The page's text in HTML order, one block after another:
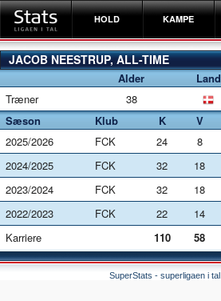
HOLD KAMPE
JACOB NEESTRUP, ALL-TIME
Alder Land
Træner
38
Sæson
Klub K V
2025/2026
FCK 24 8
2024/2025
FCK 32 18
2023/2024
FCK 32 18
2022/2023
FCK 22 14
Karriere
110 58
SuperStats - superligaen i tal